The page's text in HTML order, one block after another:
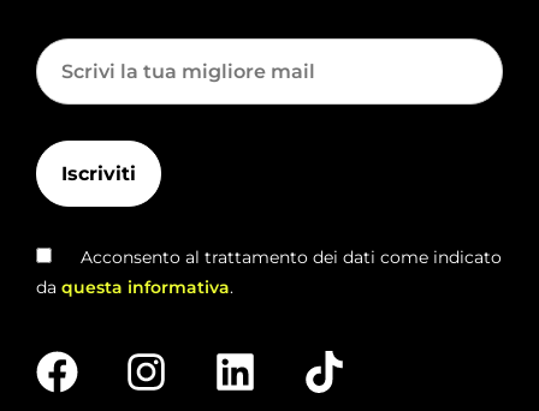
Acconsento al trattamento dei dati come indicato
da questa informativa.